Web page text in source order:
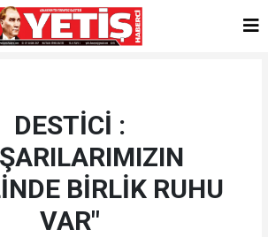
DESTİCİ :
BİRLİK RUHU
VAR"